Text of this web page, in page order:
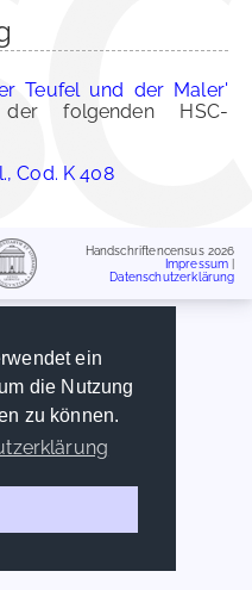
ein
die Nutzung
zu können.
Teufel und der Maler'
folgenden HSC-
Cod. K 408
Handschriftencensus 2026
Impressum
Datenschutzerklärung